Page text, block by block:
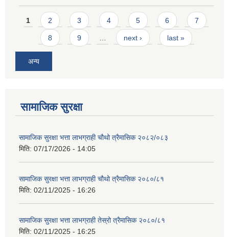
Pages
1 2 3 4 5 6 7
8 9 next › last »
अन्य
सामाजिक सुरक्षा
सामाजिक सुरक्षा भत्ता लाभग्राही चौथो त्रैमासिक २०८२/०८३
मिति: 07/17/2026 - 14:05
सामाजिक सुरक्षा भत्ता लाभग्राही चौथो त्रैमासिक २०८०/८१
मिति: 02/11/2025 - 16:26
सामाजिक सुरक्षा भत्ता लाभग्राही तेस्रो त्रैमासिक २०८०/८१
मिति: 02/11/2025 - 16:25